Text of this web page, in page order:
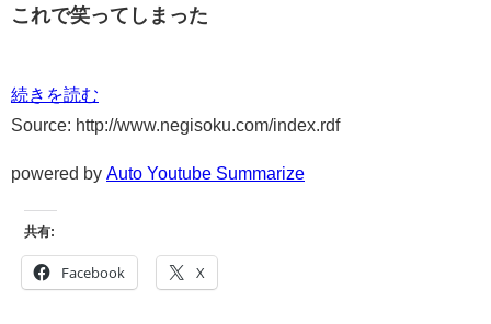
これで笑ってしまった
続きを読む
Source: http://www.negisoku.com/index.rdf
powered by Auto Youtube Summarize
共有:
Facebook X